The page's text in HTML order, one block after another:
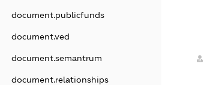
document.publicfunds
document.ved
document.semantrum
document.relationships